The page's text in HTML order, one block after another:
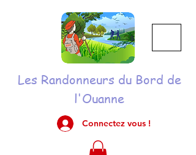
Les Randonneurs du Bord de
l'Ouanne
Connectez vous !